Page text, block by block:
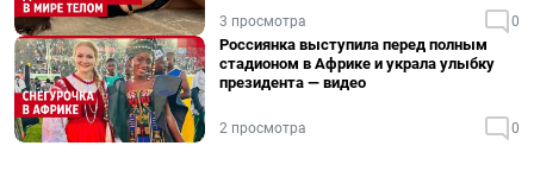
3 просмотра 0
Россиянка выступила перед полным
стадионом в Африке и украла улыбку
президента — видео
2 просмотра 0